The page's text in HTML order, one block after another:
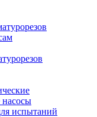
насосы
испытаний